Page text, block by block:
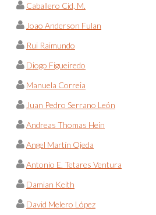
Caballero Cid, M.
Joao Anderson Fulan
Rui Raimundo
Diogo Figueiredo
Manuela Correia
Juan Pedro Serrano León
Andreas Thomas Hein
Angel Martín Ojeda
Antonio E. Tetares Ventura
Damian Keith
David Melero López